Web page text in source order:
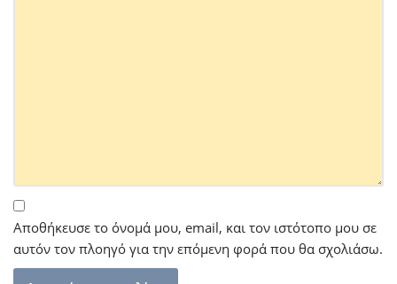
Αποθήκευσε το όνομά μου, email, και τον ιστότοπο μου σε
αυτόν τον πλοηγό για την επόμενη φορά που θα σχολιάσω.